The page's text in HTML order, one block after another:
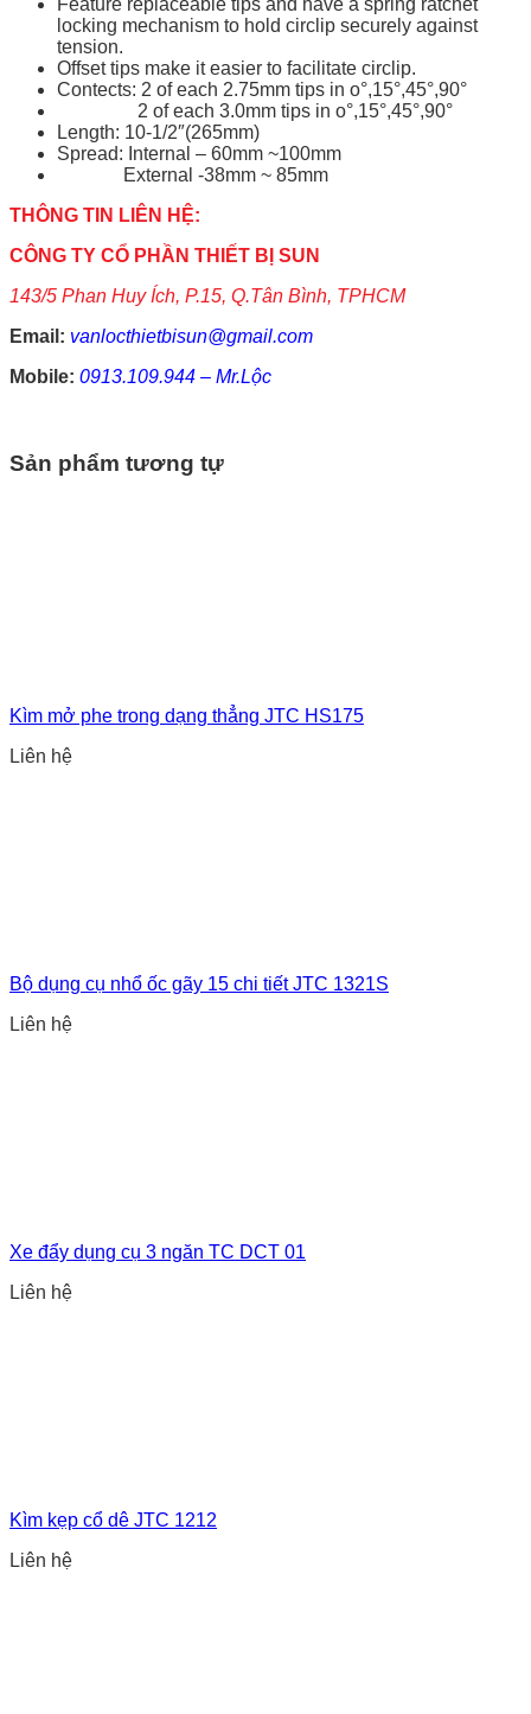
Feature replaceable tips and have a spring ratchet
locking mechanism to hold circlip securely against
tension.
Offset tips make it easier to facilitate circlip.
Contects: 2 of each 2.75mm tips in o°,15°,45°,90°
2 of each 3.0mm tips in o°,15°,45°,90°
Length: 10-1/2″(265mm)
Spread: Internal – 60mm ~100mm
External -38mm ~ 85mm
THÔNG TIN LIÊN HỆ:
CÔNG TY CỔ PHẦN THIẾT BỊ SUN
143/5 Phan Huy Ích, P.15, Q.Tân Bình, TPHCM
Email: vanlocthietbisun@gmail.com
Mobile: 0913.109.944 – Mr.Lộc
Sản phẩm tương tự
Kìm mở phe trong dạng thẳng JTC HS175
Liên hệ
Bộ dụng cụ nhổ ốc gãy 15 chi tiết JTC 1321S
Liên hệ
Xe đẩy dụng cụ 3 ngăn TC DCT 01
Liên hệ
Kìm kẹp cổ dê JTC 1212
Liên hệ